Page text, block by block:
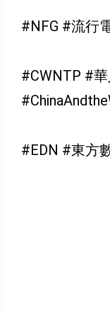
#NFG #流行
#CWNTP #
#EDN #東方